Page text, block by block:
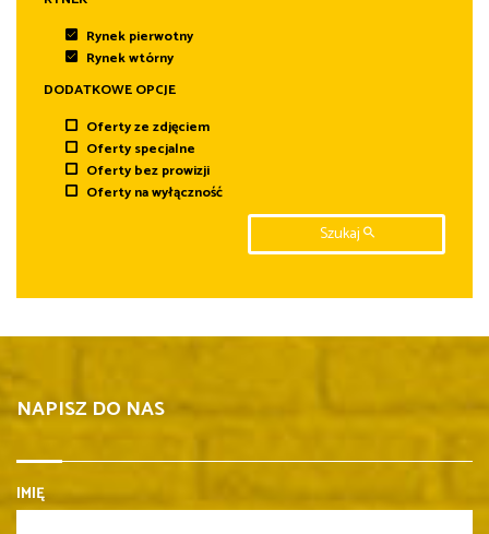
Rynek pierwotny
Rynek wtórny
DODATKOWE OPCJE
Oferty ze zdjęciem
Oferty specjalne
Oferty bez prowizji
Oferty na wyłączność
Szukaj
NAPISZ DO NAS
IMIĘ